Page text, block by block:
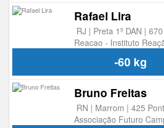
Rafael Lira
RJ | Preta 1º DAN |
Reacao - Instituto
-60 kg
Bruno Freitas
RN | Marrom | 425
Associação Futuro